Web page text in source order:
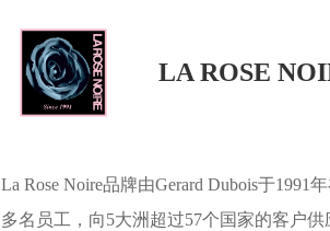
LA ROSE
La Rose Noire品牌由Gerard Dubois于
多名员工，向5大洲超过57个国家的客户